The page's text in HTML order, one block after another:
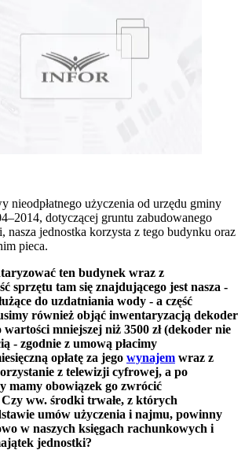
nieodpłatnego użyczenia od urzędu gminy
dotyczącej gruntu zabudowanego
nasza jednostka korzysta z tego budynku oraz
pieca.
ten budynek wraz z
sprzętu tam się znajdującego jest nasza -
do uzdatniania wody - a część
również objąć inwentaryzacją dekoder
mniejszej niż 3500 zł (dekoder nie
- zgodnie z umową płacimy
opłatę za jego wynajem wraz z
z telewizji cyfrowej, a po
mamy obowiązek go zwrócić
ww. środki trwałe, z których
umów użyczenia i najmu, powinny
w naszych księgach rachunkowych i
jednostki?